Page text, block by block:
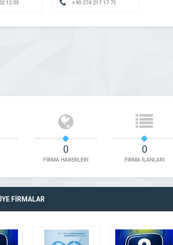
İşletme Adı: Tolga Tesisat Adres: Mareşal
Yetkili
12 03 +90 274 217 17 71
0
FİRMA HABERLERİ
0
FİRMA İLANLARI
FİRMALAR